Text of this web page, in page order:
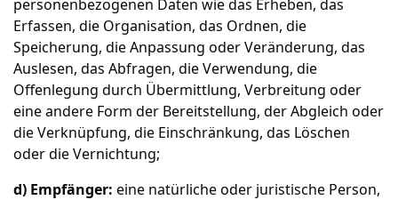
personenbezogenen Daten wie das Erheben, das
Erfassen, die Organisation, das Ordnen, die
Speicherung, die Anpassung oder Veränderung, das
Auslesen, das Abfragen, die Verwendung, die
Offenlegung durch Übermittlung, Verbreitung oder
eine andere Form der Bereitstellung, der Abgleich oder
die Verknüpfung, die Einschränkung, das Löschen
oder die Vernichtung;
d) Empfänger: eine natürliche oder juristische Person,